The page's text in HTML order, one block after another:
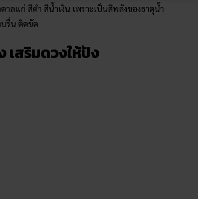
ลแก่ สีดำ สีน้ำเงิน เพราะเป็นสีพลังของธาตุน้ำ
บรื่น ติดขัด
เสริมดวงให้ปัง